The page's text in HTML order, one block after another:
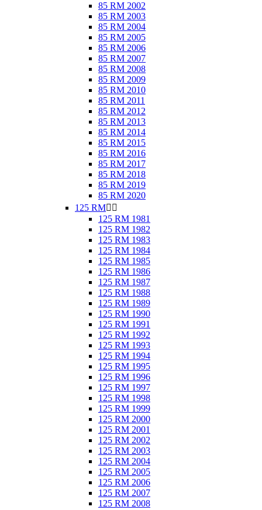
85 RM 2002
85 RM 2003
85 RM 2004
85 RM 2005
85 RM 2006
85 RM 2007
85 RM 2008
85 RM 2009
85 RM 2010
85 RM 2011
85 RM 2012
85 RM 2013
85 RM 2014
85 RM 2015
85 RM 2016
85 RM 2017
85 RM 2018
85 RM 2019
85 RM 2020
125 RM 
125 RM 1981
125 RM 1982
125 RM 1983
125 RM 1984
125 RM 1985
125 RM 1986
125 RM 1987
125 RM 1988
125 RM 1989
125 RM 1990
125 RM 1991
125 RM 1992
125 RM 1993
125 RM 1994
125 RM 1995
125 RM 1996
125 RM 1997
125 RM 1998
125 RM 1999
125 RM 2000
125 RM 2001
125 RM 2002
125 RM 2003
125 RM 2004
125 RM 2005
125 RM 2006
125 RM 2007
125 RM 2008